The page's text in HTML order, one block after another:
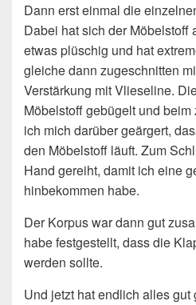
Dann erst einmal die
Dabei hat sich der Möbelstoff
etwas plüschig und hat
gleiche dann zugeschnitten
Verstärkung mit Vlieseline.
Möbelstoff gebügelt und
ich mich darüber geärgert,
den Möbelstoff läuft. Zum
Hand gereiht, damit ich eine
hinbekommen habe.
Der Korpus war dann gut
habe festgestellt, dass die
werden sollte.
Und jetzt hat endlich alles gut